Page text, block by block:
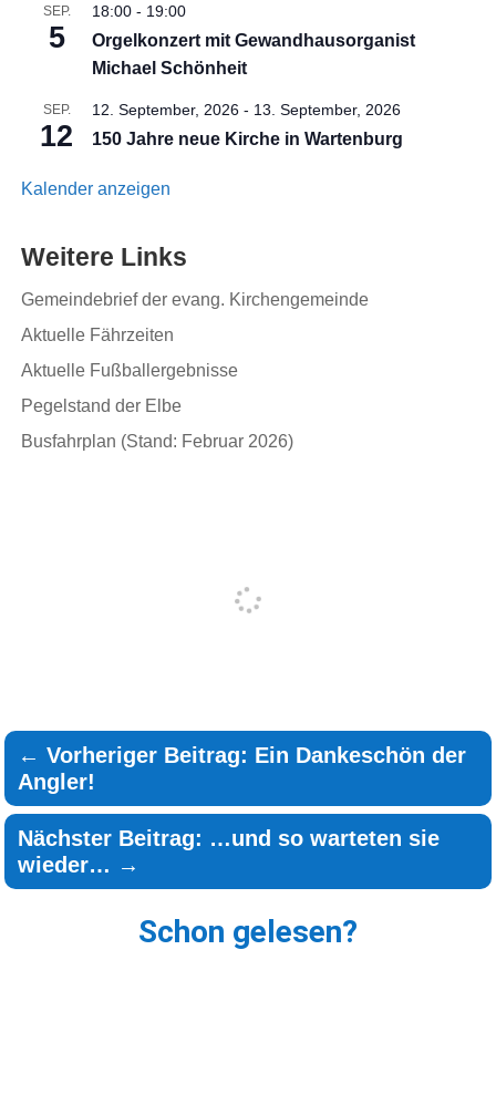
SEP.
5
18:00 - 19:00
Orgelkonzert mit Gewandhausorganist
Michael Schönheit
SEP.
12
12. September, 2026 - 13. September, 2026
150 Jahre neue Kirche in Wartenburg
Kalender anzeigen
Weitere Links
Gemeindebrief der evang. Kirchengemeinde
Aktuelle Fährzeiten
Aktuelle Fußballergebnisse
Pegelstand der Elbe
Busfahrplan (Stand: Februar 2026)
←Vorheriger Beitrag: Ein Dankeschön der
Angler!
Nächster Beitrag: …und so warteten sie
wieder… →
Schon gelesen?